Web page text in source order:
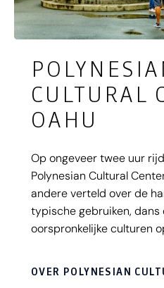
CULTURAL
OAHU
Op ongeveer twee uur
Polynesian Cultural
andere verteld over de
typische gebruiken, dans
oorspronkelijke culturen
OVER POLYNESIAN